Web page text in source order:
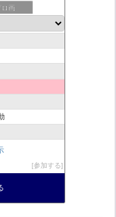
ロ画
無料素材
参加する